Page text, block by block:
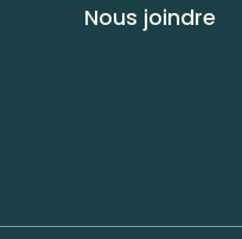
Nous joindre